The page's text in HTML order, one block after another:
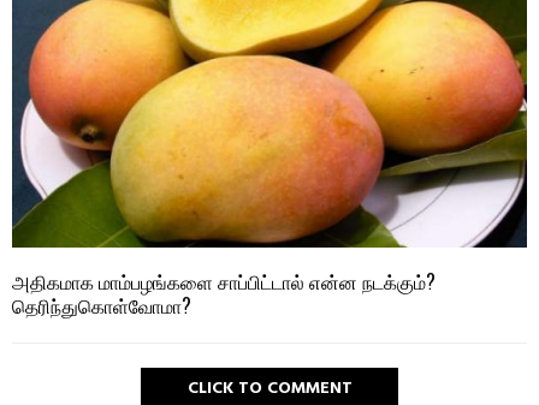
அதிகமாக மாம்பழங்களை சாப்பிட்டால் என்ன நடக்கும்?
தெரிந்துகொள்வோமா?
CLICK TO COMMENT